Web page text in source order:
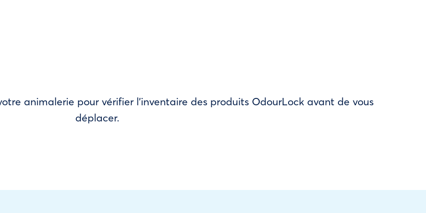
animalerie pour vérifier l’inventaire des produits OdourLock avant de vous
déplacer.